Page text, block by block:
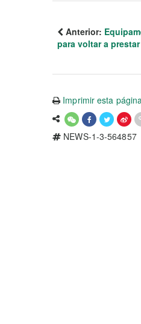
Anterior:
para voltar a
Imprimir esta
NEWS-1-3-564857